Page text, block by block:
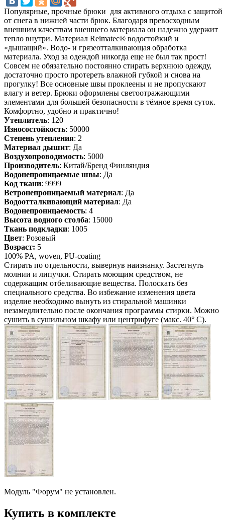
Популярные, прочные брюки для активного отдыха с защитой
от снега в нижней части брюк. Благодаря превосходным
внешним качествам внешнего материала он надежно удержит
тепло внутри. Материал Reimatec® водостойкий и
«дышащий». Водо- и грязеотталкивающая обработка
материала. Уход за одеждой никогда еще не был так прост!
Совсем не обязательно постоянно стирать верхнюю одежду,
достаточно просто протереть влажной губкой и снова на
прогулку! Все основные швы проклеены и не пропускают
влагу и ветер. Брюки оформлены светоотражающими
элементами для большей безопасности в тёмное время суток.
Комфортно, удобно и практично!
Утеплитель: 120
Износостойкость: 50000
Степень утепления: 2
Материал дышит: Да
Воздухопроводимость: 5000
Производитель: Китай/Бренд Финляндия
Водонепроницаемые швы: Да
Код ткани: 9999
Ветронепроницаемый материал: Да
Водоотталкивающий материал: Да
Водонепроницаемость: 4
Высота водного столба: 15000
Ткань подкладки: 1005
Цвет: Розовый
Возраст: 5
100% PA, woven, PU-coating
Стирать по отдельности, вывернув наизнанку. Застегнуть
молнии и липучки. Стирать моющим средством, не
содержащим отбеливающие вещества. Полоскать без
специального средства. Во избежание изменения цвета
изделие необходимо вынуть из стиральной машинки
незамедлительно после окончания программы стирки. Можно
сушить в сушильном шкафу или центрифуге (макс. 40° C).
Модуль "Форум" не установлен.
Купить в комплекте